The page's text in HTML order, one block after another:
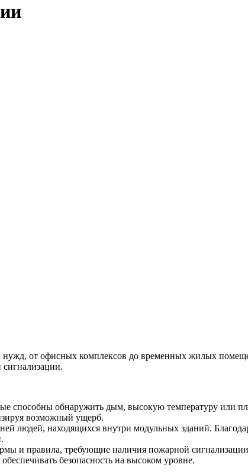
нужд, от офисных комплексов до временных жилых
способны обнаружить дым, высокую температуру или
возможный ущерб.
людей, находящихся внутри модульных зданий.
и правила, требующие наличия пожарной
безопасность на высоком уровне.